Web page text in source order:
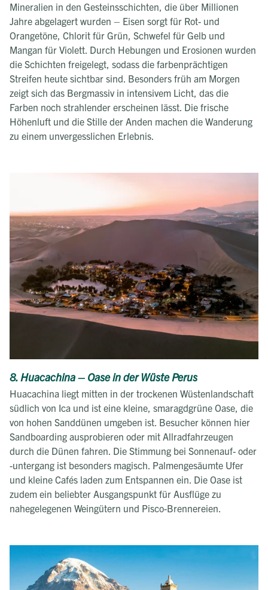
Mineralien in den Gesteinsschichten, die über Millionen
Jahre abgelagert wurden – Eisen sorgt für Rot- und
Orangetöne, Chlorit für Grün, Schwefel für Gelb und
Mangan für Violett. Durch Hebungen und Erosionen wurden
die Schichten freigelegt, sodass die farbenprächtigen
Streifen heute sichtbar sind. Besonders früh am Morgen
zeigt sich das Bergmassiv in intensivem Licht, das die
Farben noch strahlender erscheinen lässt. Die frische
Höhenluft und die Stille der Anden machen die Wanderung
zu einem unvergesslichen Erlebnis.
8. Huacachina – Oase in der Wüste Perus
Huacachina liegt mitten in der trockenen Wüstenlandschaft
südlich von Ica und ist eine kleine, smaragdgrüne Oase, die
von hohen Sanddünen umgeben ist. Besucher können hier
Sandboarding ausprobieren oder mit Allradfahrzeugen
durch die Dünen fahren. Die Stimmung bei Sonnenauf- oder
-untergang ist besonders magisch. Palmengesäumte Ufer
und kleine Cafés laden zum Entspannen ein. Die Oase ist
zudem ein beliebter Ausgangspunkt für Ausflüge zu
nahegelegenen Weingütern und Pisco-Brennereien.